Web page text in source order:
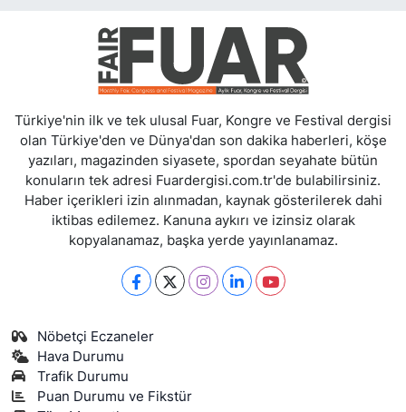
Türkiye'nin ilk ve tek ulusal Fuar, Kongre ve Festival dergisi
olan Türkiye'den ve Dünya'dan son dakika haberleri, köşe
yazıları, magazinden siyasete, spordan seyahate bütün
konuların tek adresi Fuardergisi.com.tr'de bulabilirsiniz.
Haber içerikleri izin alınmadan, kaynak gösterilerek dahi
iktibas edilemez. Kanuna aykırı ve izinsiz olarak
kopyalanamaz, başka yerde yayınlanamaz.
Nöbetçi Eczaneler
Hava Durumu
Trafik Durumu
Puan Durumu ve Fikstür